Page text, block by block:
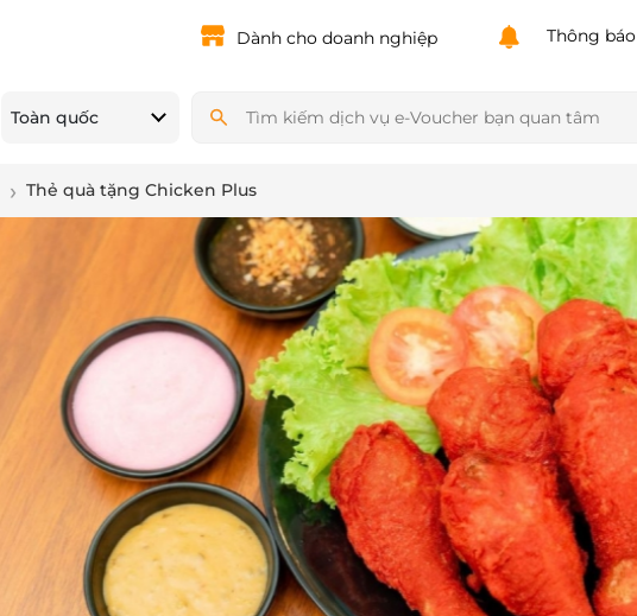
Dành cho doanh nghiệp Thông báo
Toàn quốc
Thẻ quà tặng Chicken Plus